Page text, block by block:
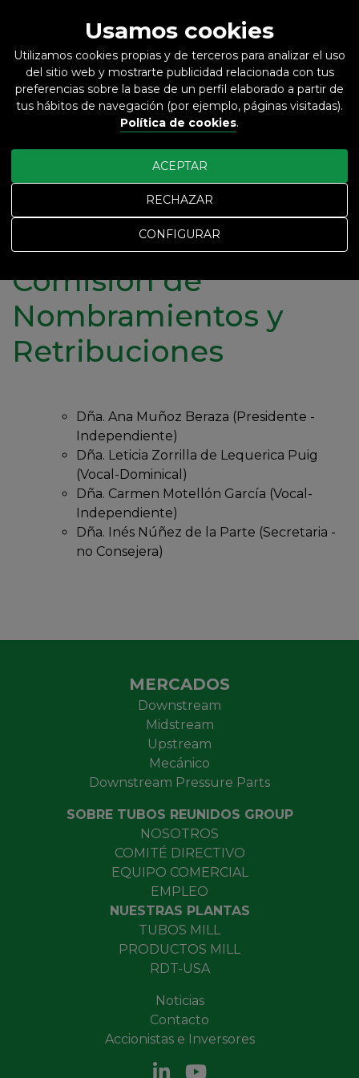
ES EN
Comisión de Nombramientos y Retribuciones
Comisión de
Nombramientos y
Retribuciones
Dña. Ana Muñoz Beraza (Presidente -
Independiente)
Dña. Leticia Zorrilla de Lequerica Puig
(Vocal-Dominical)
Dña. Carmen Motellón García (Vocal-
Independiente)
Dña. Inés Núñez de la Parte (Secretaria -
no Consejera)
MERCADOS
Downstream
Midstream
Upstream
Mecánico
Downstream Pressure Parts
SOBRE TUBOS REUNIDOS GROUP
NOSOTROS
COMITÉ DIRECTIVO
EQUIPO COMERCIAL
EMPLEO
NUESTRAS PLANTAS
TUBOS MILL
PRODUCTOS MILL
RDT-USA
Noticias
Contacto
Accionistas e Inversores
Usamos cookies
Utilizamos cookies propias y de terceros para analizar el uso
del sitio web y mostrarte publicidad relacionada con tus
preferencias sobre la base de un perfil elaborado a partir de
tus hábitos de navegación (por ejemplo, páginas visitadas).
Política de cookies.
CONFIGURAR
RECHAZAR
ACEPTAR